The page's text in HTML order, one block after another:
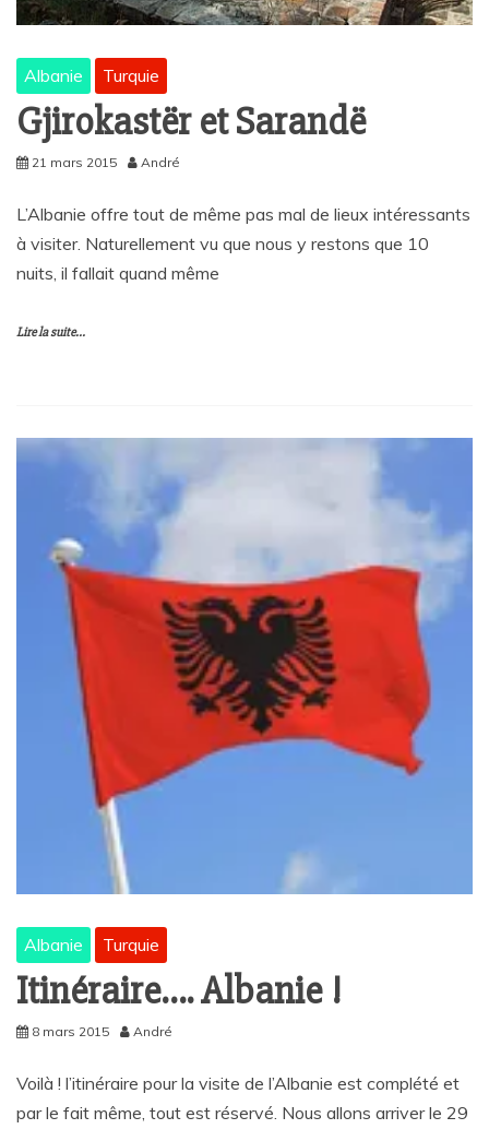
Albanie Turquie
Gjirokastër et Sarandë
21 mars 2015 André
L’Albanie offre tout de même pas mal de lieux intéressants
à visiter. Naturellement vu que nous y restons que 10
nuits, il fallait quand même
Lire la suite...
Albanie Turquie
Itinéraire…. Albanie !
8 mars 2015 André
Voilà ! l’itinéraire pour la visite de l’Albanie est complété et
par le fait même, tout est réservé. Nous allons arriver le 29